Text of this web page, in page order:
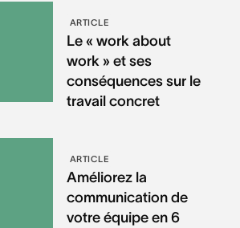
ARTICLE
Le « work about
work » et ses
conséquences sur le
travail concret
ARTICLE
Améliorez la
communication de
votre équipe en 6